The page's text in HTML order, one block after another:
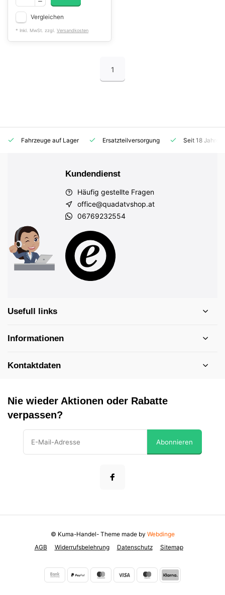
Vergleichen
* Inkl. MwSt. zzgl. Versandkosten
1
Fahrzeuge auf Lager Ersatzteilversorgung Seit 18
Kundendienst
Häufig gestellte Fragen
office@quadatvshop.at
06769232554
Usefull links
Informationen
Kontaktdaten
Nie wieder Aktionen oder Rabatte
verpassen?
Abonnieren
AGB Widerrufsbelehrung Datenschutz Sitemap
© Kuma-Handel- Theme made by Webdinge